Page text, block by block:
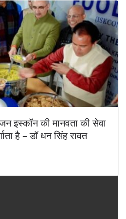
इस्कॉन की मानवता की सेवा
है – डॉ धन सिंह रावत